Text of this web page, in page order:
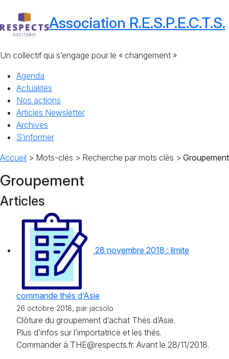
Association R.E.S.P.E.C.T.S.
Un collectif qui s’engage pour le « changement »
Agenda
Actualités
Nos actions
Articles Newsletter
Archives
S’informer
Accueil > Mots-clés > Recherche par mots clès > Groupement
Groupement
Articles
28 novembre 2018 : limite
commande thés d’Asie
26 octobre 2018, par jacsolo
Clôture du groupement d’achat Thés d’Asie.
Plus d’infos sur l’importatrice et les thés.
Commander à THE@respects.fr. Avant le 28/11/2018.